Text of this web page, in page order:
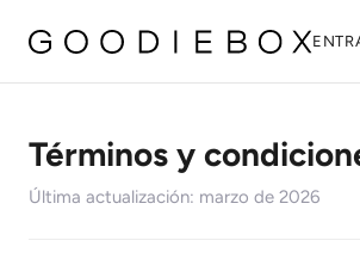
Términos y
Última actualización: marzo de 2026